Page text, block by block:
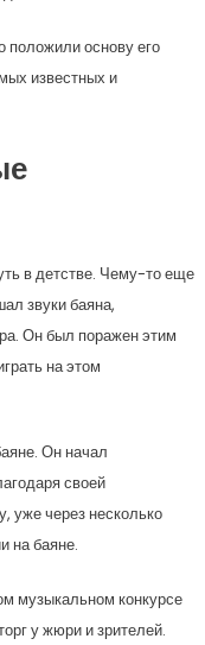
положили основу его
известных и
в детстве. Чему-то еще
звуки баяна,
Он был поражен этим
на этом
Он начал
своей
уже через несколько
на баяне.
музыкальном конкурсе
у жюри и зрителей.